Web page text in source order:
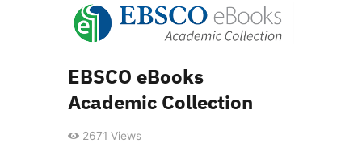
EBSCO eBooks
Academic Collection
2671 Views